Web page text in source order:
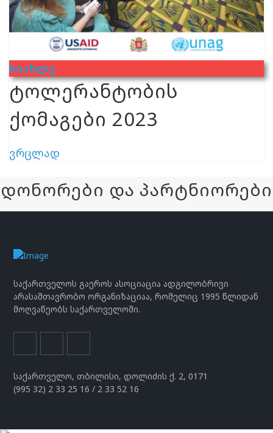
Სიახლე
ტოლერანტობის
ქომაგები 2023
ვრცლად
დონორები და პარტნიორები
საქართველოს გაეროს ასოციაცია ადგილობრივი
არასამთავრობო ორგანიზაციაა, რომელიც 1995 წლიდან
მოღვაწეობს საქართველოში.
საქართველო, თბილისი, დოლიძის ქ. 2, 0171
(995 32) 2 33 25 16 / 2 33 52 16